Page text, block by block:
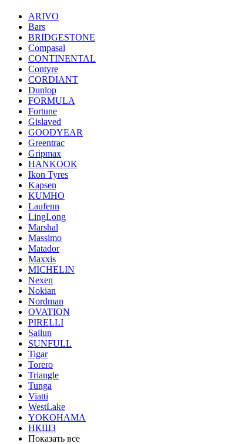
ARIVO
Bars
BRIDGESTONE
Compasal
CONTINENTAL
Contyre
CORDIANT
Dunlop
FORMULA
Fortune
Gislaved
GOODYEAR
Greentrac
Gripmax
HANKOOK
Ikon Tyres
Kapsen
KUMHO
Laufenn
LingLong
Marshal
Massimo
Matador
Maxxis
MICHELIN
Nexen
Nokian
Nordman
OVATION
PIRELLI
Sailun
SUNFULL
Tigar
Torero
Triangle
Tunga
Viatti
WestLake
YOKOHAMA
НКШЗ
Показать все